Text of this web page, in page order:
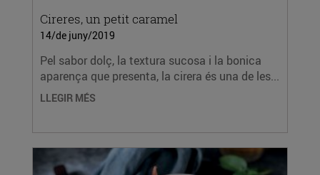
Cireres, un petit caramel
14/de juny/2019
Pel sabor dolç, la textura sucosa i la bonica
aparença que presenta, la cirera és una de les...
LLEGIR MÉS